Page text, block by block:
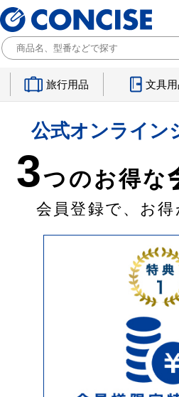
旅行用品 文具
公式オンライン
3つのお得な
会員登録で、お得